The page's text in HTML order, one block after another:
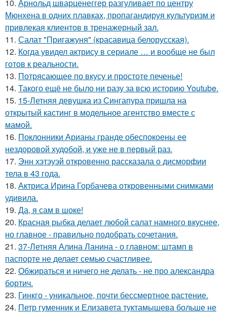
10. Арнольд шварценеггер разгуливает по центру
Мюнхена в одних плавках, пропагандируя культуризм и
привлекая клиентов в тренажерный зал.
11. Салат "Пригажуня" (красавица белорусская).
12. Когда увидел актрису в сериале … и вообще не был
готов к реальности.
13. Потрясающее по вкусу и простоте печенье!
14. Такого ещё не было ни разу за всю историю Youtube.
15. 15-Летняя девушка из Сингапура пришла на
открытый кастинг в модельное агентство вместе с
мамой.
16. Поклонники Арианы гранде обеспокоены ее
нездоровой худобой, и уже не в первый раз.
17. Энн хэтэуэй откровенно рассказала о дисморфии
тела в 43 года.
18. Актриса Ирина Горбачева откровенными снимками
удивила.
19. Да, я сам в шоке!
20. Красная рыбка делает любой салат намного вкуснее,
но главное - правильно подобрать сочетания.
21. 37-Летняя Алина Ланина - о главном: штамп в
паспорте не делает семью счастливее.
22. Обжираться и ничего не делать - не про александра
бортич.
23. Гинкго - уникальное, почти бессмертное растение.
24. Петр гуменник и Елизавета туктамышева больше не